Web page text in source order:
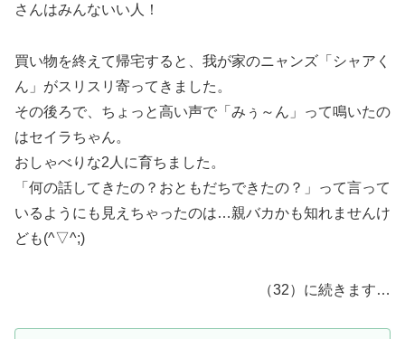
さんはみんないい人！
買い物を終えて帰宅すると、我が家のニャンズ「シャアく
ん」がスリスリ寄ってきました。
その後ろで、ちょっと高い声で「みぅ～ん」って鳴いたの
はセイラちゃん。
おしゃべりな2人に育ちました。
「何の話してきたの？おともだちできたの？」って言って
いるようにも見えちゃったのは…親バカかも知れませんけ
ども(^▽^;)
（32）に続きます…